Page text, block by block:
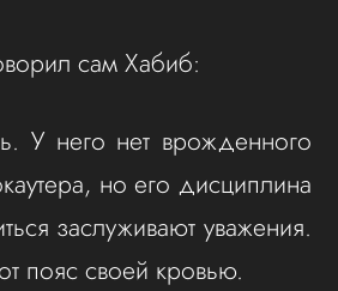
сам Хабиб:
У него нет врожденного
но его дисциплина
заслуживают уважения.
пояс своей кровью.